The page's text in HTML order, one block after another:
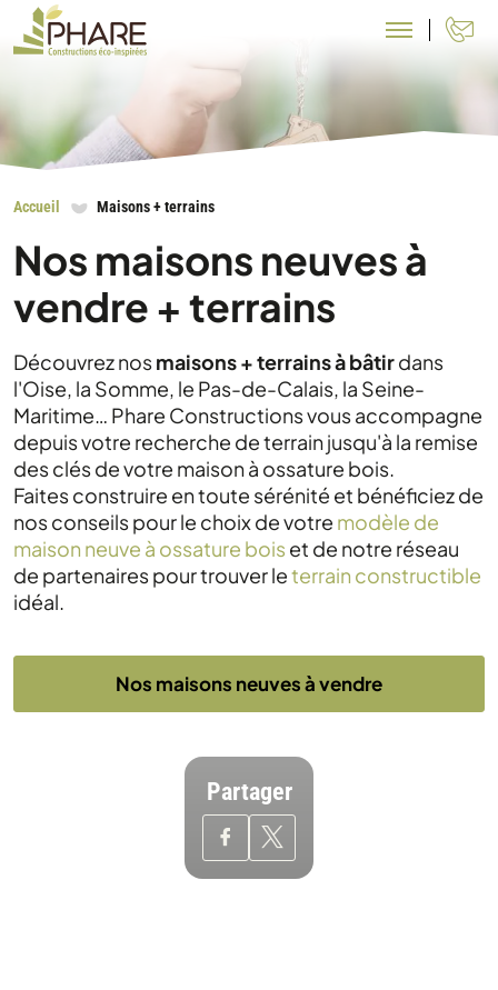
Accueil Maisons + terrains
Nos maisons neuves à
vendre + terrains
Découvrez nosmaisons + terrains à bâtirdans
l'Oise, la Somme, le Pas-de-Calais, la Seine-
Maritime… Phare Constructions vous accompagne
depuis votre recherche de terrain jusqu'à la remise
des clés de votre maison à ossature bois.
Faites construire en toute sérénité et bénéficiez de
nos conseils pour le choix de votre modèle de
maison neuve à ossature bois et de notre réseau
de partenaires pour trouver leterrain constructible
idéal.
Nos maisons neuves à vendre
Partager